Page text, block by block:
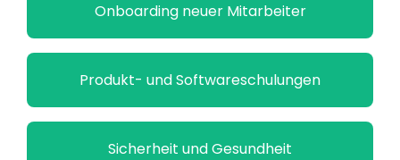
Onboarding neuer Mitarbeiter
Produkt- und Softwareschulungen
Sicherheit und Gesundheit